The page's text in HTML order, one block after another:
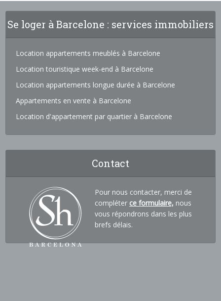
Se loger à Barcelone : services immobiliers
Location appartements meublés à Barcelone
Location touristique week-end à Barcelone
Location appartements longue durée à Barcelone
Appartements en vente à Barcelone
Location d'appartement par quartier à Barcelone
Contact
Pour nous contacter, merci de
compléter ce formulaire, nous
vous répondrons dans les plus
brefs délais.